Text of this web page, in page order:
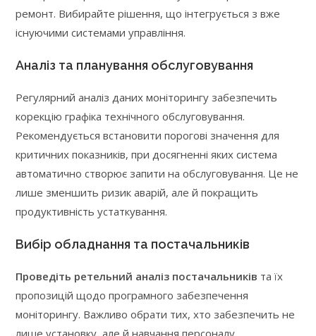
ремонт. Вибирайте рішення, що інтегрується з вже
існуючими системами управління.
Аналіз та планування обслуговування
Регулярний аналіз даних моніторингу забезпечить
корекцію графіка технічного обслуговування.
Рекомендується встановити порогові значення для
критичних показників, при досягненні яких система
автоматично створює запити на обслуговування. Це не
лише зменшить ризик аварій, але й покращить
продуктивність устаткування.
Вибір обладнання та постачальників
Проведіть ретельний аналіз постачальників та їх
пропозицій щодо програмного забезпечення
моніторингу. Важливо обрати тих, хто забезпечить не
лише установку, але й навчання персоналу.